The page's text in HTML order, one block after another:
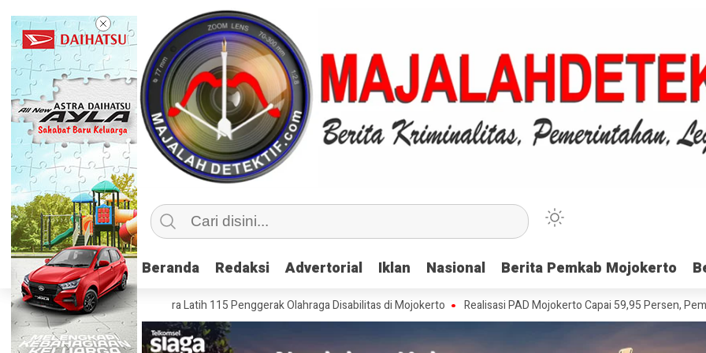
Beranda Redaksi Advertorial Iklan Nasional Berita Pemkab Mojokerto
Beranda Redaksi Advertorial Iklan Nasional Berita Pemkab Mojokerto
Inklusif, Kemenpora Latih 115 Penggerak Olahraga Disabilitas di Mojokerto Realisasi PAD Mojokerto Capai 59,95 Persen, Pemkab